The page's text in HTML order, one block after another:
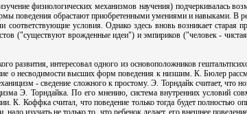
физиологических механизмов научения) подчеркивалась
поведения обрастают приобретенными умениями и навыками. В
условия. Однако здесь вновь возникает старая
("существуют врожденные идеи") и эмпириков ("человек -
развития, интересовал одного из основоположников
о несводимости высших форм поведения к низшим. К. Бюлер
- сведение сложного к простому. Э. Торндайк считает, что
Э. Торндайка. По его мнению, система внутренних условий
К. Коффка считал, что поведение только тогда будет полностью
изучать не только то, что ребенок делает, его внешнее